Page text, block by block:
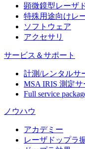
顕微鏡型レーザ
特殊用途向けレ
ソフトウェア
アクセサリ
サービス＆サポート
計測/レンタルサ
MSA IRIS 測定サ
Full service
ノウハウ
アカデミー
レーザドップラ